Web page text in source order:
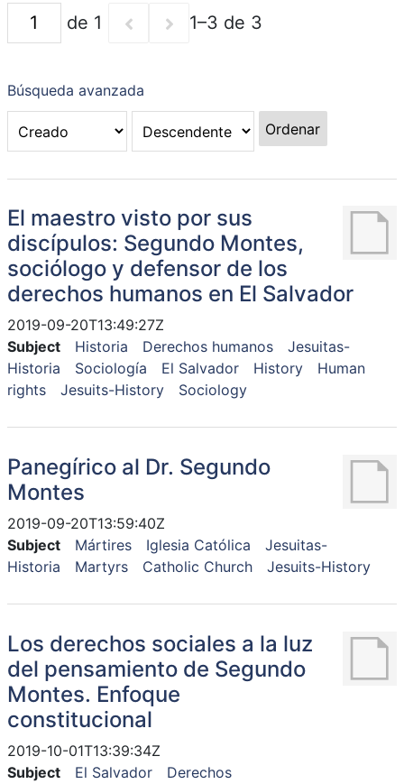
de 1 1–3 de 3
Búsqueda avanzada
Ordenar
El maestro visto por sus
discípulos: Segundo Montes,
sociólogo y defensor de los
derechos humanos en El Salvador
2019-09-20T13:49:27Z
Subject
Historia Derechos humanos
Jesuitas-
Historia
Sociología El Salvador History
Human
rights
Jesuits-History Sociology
Panegírico al Dr. Segundo
Montes
2019-09-20T13:59:40Z
Subject
Mártires Iglesia Católica
Jesuitas-
Historia
Martyrs Catholic Church Jesuits-History
Los derechos sociales a la luz
del pensamiento de Segundo
Montes. Enfoque
constitucional
2019-10-01T13:39:34Z
Subject
El Salvador Derechos